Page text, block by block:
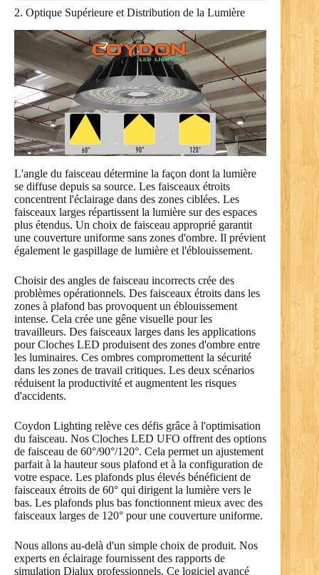
2. Optique Supérieure et Distribution de la Lumière
L'angle du faisceau détermine la façon dont la lumière
se diffuse depuis sa source. Les faisceaux étroits
concentrent l'éclairage dans des zones ciblées. Les
faisceaux larges répartissent la lumière sur des espaces
plus étendus. Un choix de faisceau approprié garantit
une couverture uniforme sans zones d'ombre. Il prévient
également le gaspillage de lumière et l'éblouissement.
Choisir des angles de faisceau incorrects crée des
problèmes opérationnels. Des faisceaux étroits dans les
zones à plafond bas provoquent un éblouissement
intense. Cela crée une gêne visuelle pour les
travailleurs. Des faisceaux larges dans les applications
pour Cloches LED produisent des zones d'ombre entre
les luminaires. Ces ombres compromettent la sécurité
dans les zones de travail critiques. Les deux scénarios
réduisent la productivité et augmentent les risques
d'accidents.
Coydon Lighting relève ces défis grâce à l'optimisation
du faisceau. Nos Cloches LED UFO offrent des options
de faisceau de 60°/90°/120°. Cela permet un ajustement
parfait à la hauteur sous plafond et à la configuration de
votre espace. Les plafonds plus élevés bénéficient de
faisceaux étroits de 60° qui dirigent la lumière vers le
bas. Les plafonds plus bas fonctionnent mieux avec des
faisceaux larges de 120° pour une couverture uniforme.
Nous allons au-delà d'un simple choix de produit. Nos
experts en éclairage fournissent des rapports de
simulation Dialux professionnels. Ce logiciel avancé